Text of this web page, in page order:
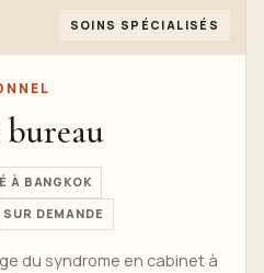
SOINS SPÉCIALISÉS
À BANGKOK
SUR DEMANDE
du syndrome en cabinet à